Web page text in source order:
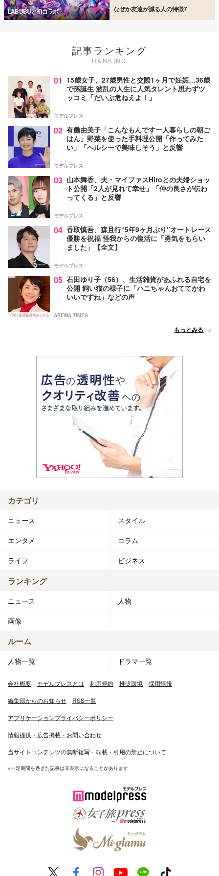
LABUBUと初コラボ なぜか友達が減る人の特徴7
記事ランキング
RANKING
01 15歳女子、27歳男性と交際1ヶ月で妊娠…36歳
で孫誕生 波乱の人生に人気タレント思わずツ
ッコミ「だいぶ危ねえよ！」
モデルプレス
02 有働由美子「こんなもんです一人暮らしの朝ご
はん」野菜を使った手料理公開「作ってみた
い」「ヘルシーで美味しそう」と反響
モデルプレス
03 山本舞香、夫・マイファスHiroとの夫婦ショッ
ト公開「2人が見れて幸せ」「仲の良さが伝わ
ってくる」と反響
モデルプレス
04 香取慎吾、森且行“5年9ヶ月ぶり”オートレース
優勝を祝福 怪我からの復活に「勇気をもらい
ました」【全文】
モデルプレス
05 石田ゆり子（56）、生活雑貨があふれる自宅を
公開 飼い猫の様子に「ハニちゃんおててかわ
いいですね」などの声
ABEMA TIMES
もっとみる
カテゴリ
ニュース スタイル
エンタメ コラム
ライフ ビジネス
ランキング
ニュース 人物
画像
ルーム
人物一覧 ドラマ一覧
会社概要 モデルプレスとは 利用規約 推奨環境 採用情報
編集部からのお知らせ RSS一覧
アプリケーションプライバシーポリシー
情報提供・広告掲載・お問い合わせ
当サイトコンテンツの無断複写・転載・引用の禁止について
※一定期間を過ぎた記事は非表示になることがあります